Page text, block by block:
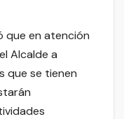
que en atención
Alcalde a
que se tienen